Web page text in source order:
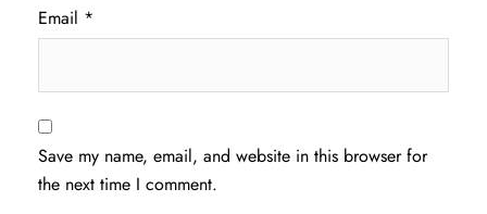
Email *
Save my name, email, and website in this browser for
the next time I comment.